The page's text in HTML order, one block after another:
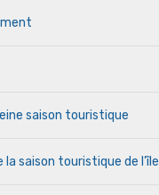
saison touristique
saison touristique de l’île